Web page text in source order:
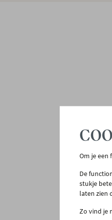
Om je een
De
stukje
laten zien
Zo vind je